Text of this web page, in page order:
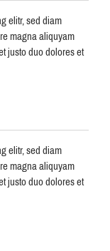
elitr, sed diam
magna aliquyam
justo duo dolores et
elitr, sed diam
magna aliquyam
justo duo dolores et